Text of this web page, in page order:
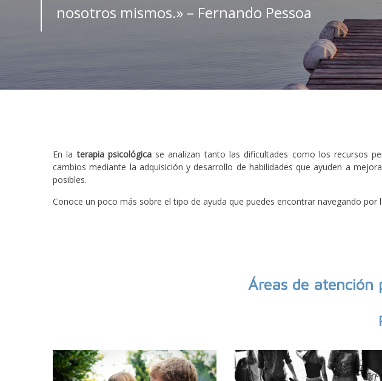
nosotros mismos.» – Fernando Pessoa
En laterapia psicológicase analizan tanto las dificultades como los recursos
cambios mediante la adquisición y desarrollo de habilidades que ayuden a
posibles.
Conoce un poco más sobre el tipo de ayuda que puedes encontrar navegando por
Áreas de atención